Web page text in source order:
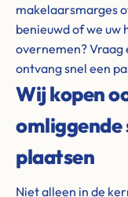
makelaarsmarges
benieuwd of we uw
overnemen? Vraag
ontvang snel een
Wij kopen
omliggende
plaatsen
Niet alleen in de